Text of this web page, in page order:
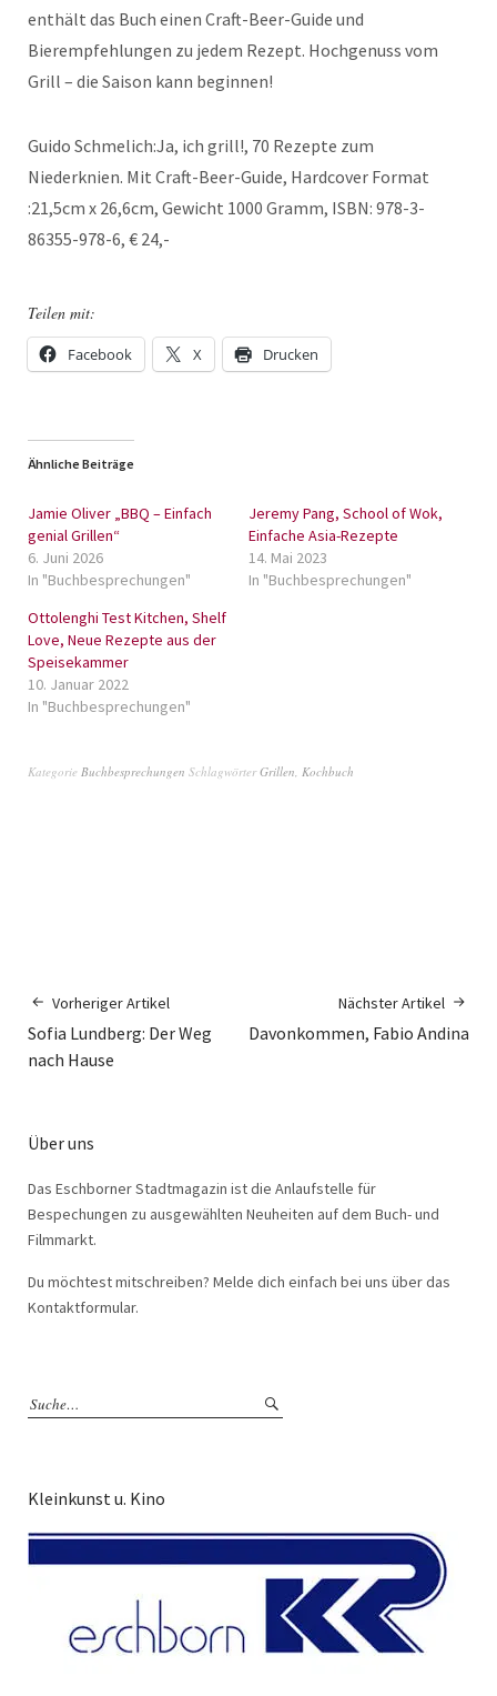
enthält das Buch einen Craft-Beer-Guide und
Bierempfehlungen zu jedem Rezept. Hochgenuss vom
Grill – die Saison kann beginnen!
Guido Schmelich:Ja, ich grill!, 70 Rezepte zum
Niederknien. Mit Craft-Beer-Guide, Hardcover Format
:21,5cm x 26,6cm, Gewicht 1000 Gramm, ISBN: 978-3-
86355-978-6, € 24,-
Teilen mit:
Facebook X Drucken
Ähnliche Beiträge
Jamie Oliver „BBQ – Einfach
genial Grillen“
6. Juni 2026
In "Buchbesprechungen"
Jeremy Pang, School of Wok,
Einfache Asia-Rezepte
14. Mai 2023
In "Buchbesprechungen"
Ottolenghi Test Kitchen, Shelf
Love, Neue Rezepte aus der
Speisekammer
10. Januar 2022
In "Buchbesprechungen"
Kategorie Buchbesprechungen SchlagwörterGrillen, Kochbuch
Vorheriger Artikel
Sofia Lundberg: Der Weg
nach Hause
Nächster Artikel
Davonkommen, Fabio Andina
Über uns
Das Eschborner Stadtmagazin ist die Anlaufstelle für
Bespechungen zu ausgewählten Neuheiten auf dem Buch- und
Filmmarkt.
Du möchtest mitschreiben? Melde dich einfach bei uns über das
Kontaktformular.
Kleinkunst u. Kino